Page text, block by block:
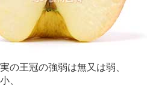
の王冠の強弱は無又は弱、
、